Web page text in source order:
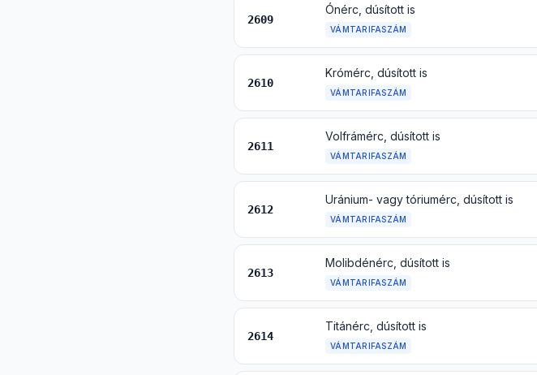
2609
Ónérc, dúsított is
VÁMTARIFASZÁM
2610
Krómérc, dúsított is
VÁMTARIFASZÁM
2611
Volfrámérc, dúsított is
VÁMTARIFASZÁM
2612
Uránium- vagy tóriumérc, dúsított is
VÁMTARIFASZÁM
2613
Molibdénérc, dúsított is
VÁMTARIFASZÁM
2614
Titánérc, dúsított is
VÁMTARIFASZÁM